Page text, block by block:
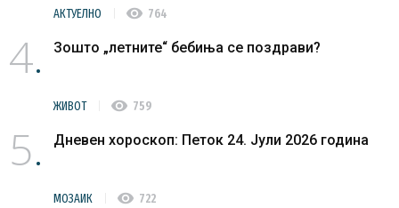
АКТУЕЛНО visibility 764
4 Зошто „летните“ бебиња се поздрави?
ЖИВОТ visibility 759
5 Дневен хороскоп: Петок 24. Јули 2026 година
МОЗАИК visibility 722